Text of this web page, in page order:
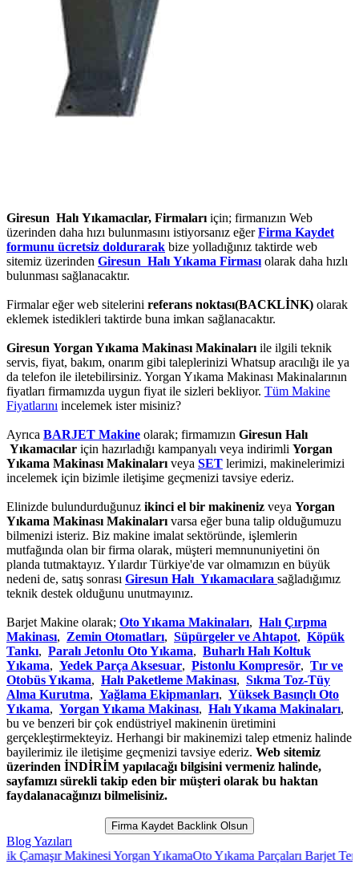
Giresun Halı Yıkamacılar, Firmalarıiçin; firmanızın Web
üzerinden daha hızı bulunmasını istiyorsanız eğerFirma Kaydet
formunu ücretsiz doldurarak bize yolladığınız taktirde web
sitemiz üzerinden Giresun Halı Yıkama Firmasıolarak daha hızlı
bulunması sağlanacaktır.
Firmalar eğer web sitelerini referans noktası(BACKLİNK) olarak
eklemek istedikleri taktirde buna imkan sağlanacaktır.
Giresun Yorgan Yıkama Makinası Makinalarıile ilgili teknik
servis, fiyat, bakım, onarım gibi taleplerinizi Whatsup aracılığı ile ya
da telefon ile iletebilirsiniz. Yorgan Yıkama Makinası Makinalarının
fiyatları firmamızda uygun fiyat ile sizleri bekliyor. Tüm Makine
Fiyatlarını incelemek ister misiniz?
Ayrıca BARJET Makine olarak; firmamızın Giresun Halı
Yıkamacılar için hazırladığı kampanyalı veya indirimli Yorgan
Yıkama Makinası Makinalarıveya SET lerimizi, makinelerimizi
incelemek için bizimle iletişime geçmenizi tavsiye ederiz.
Elinizde bulundurduğunuz ikinci el bir makineniz veya Yorgan
Yıkama Makinası Makinalarıvarsa eğer buna talip olduğumuzu
bilmenizi isteriz. Biz makine imalat sektöründe, işlemlerin
mutfağında olan bir firma olarak, müşteri memnununiyetini ön
planda tutmaktayız. Yılardır Türkiye'de var olmamızın en büyük
nedeni de, satış sonrası Giresun Halı Yıkamacılara sağladığımız
teknik destek olduğunu unutmayınız.
Barjet Makine olarak; Oto Yıkama Makinaları, Halı Çırpma
Makinası, Zemin Otomatları, Süpürgeler ve Ahtapot, Köpük
Tankı, Paralı Jetonlu Oto Yıkama, Buharlı Halı Koltuk
Yıkama, Yedek Parça Aksesuar, Pistonlu Kompresör, Tır ve
Otobüs Yıkama, Halı Paketleme Makinası, Sıkma Toz-Tüy
Alma Kurutma, Yağlama Ekipmanları, Yüksek Basınçlı Oto
Yıkama, Yorgan Yıkama Makinası, Halı Yıkama Makinaları,
bu ve benzeri bir çok endüstriyel makinenin üretimini
gerçekleştirmekteyiz. Herhangi bir makinemizi talep etmeniz halinde
bayilerimiz ile iletişime geçmenizi tavsiye ederiz. Web sitemiz
üzerinden İNDİRİM yapılacağı bilgisini vermeniz halinde,
sayfamızı sürekli takip eden bir müşteri olarak bu haktan
faydalanacağınızı bilmelisiniz.
Firma Kaydet Backlink Olsun
Blog Yazıları
Makinesi Yorgan YıkamaOto Yıkama Parçaları Barjet